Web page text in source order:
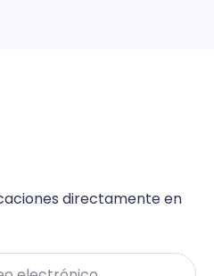
directamente en